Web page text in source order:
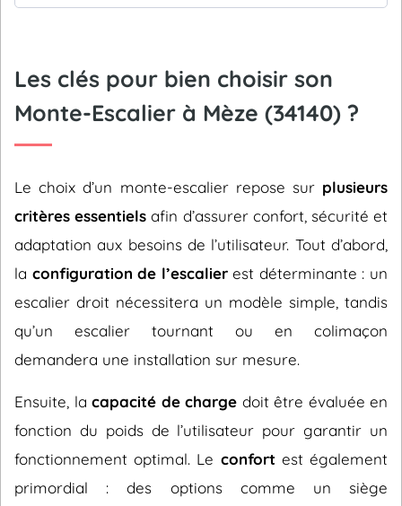
Les clés pour bien choisir son
Monte-Escalier à Mèze (34140) ?
Le choix d’un monte-escalier repose sur plusieurs
critères essentiels afin d’assurer confort, sécurité et
adaptation aux besoins de l’utilisateur. Tout d’abord,
la configuration de l’escalierest déterminante : un
escalier droit nécessitera un modèle simple, tandis
qu’un escalier tournant ou en colimaçon
demandera une installation sur mesure.
Ensuite, la capacité de charge doit être évaluée en
fonction du poids de l’utilisateur pour garantir un
fonctionnement optimal. Le confort est également
primordial : des options comme un siège